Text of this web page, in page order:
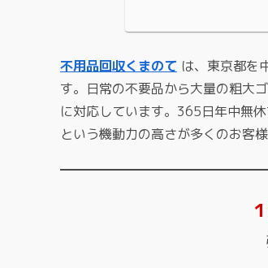
不用品回収くまのて は、東京都を
す。日常の不要品から大量の粗大
に対応しています。365日年中無
という機動力の高さが多くのお客